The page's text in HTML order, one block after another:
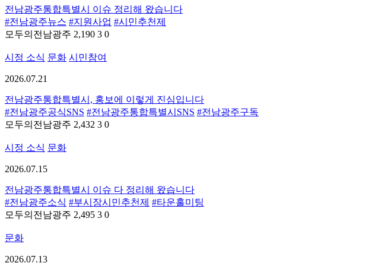
전남광주통합특별시 이슈 정리해 왔습니다
#전남광주뉴스 #지원사업 #시민추천제
모두의전남광주 2,190 3 0
시정 소식 문화 시민참여
2026.07.21
전남광주통합특별시, 홍보에 이렇게 진심입니다
#전남광주공식SNS #전남광주통합특별시SNS #전남광주구독
모두의전남광주 2,432 3 0
시정 소식 문화
2026.07.15
전남광주통합특별시 이슈 다 정리해 왔습니다
#전남광주소식 #부시장시민추천제 #타운홀미팅
모두의전남광주 2,495 3 0
문화
2026.07.13